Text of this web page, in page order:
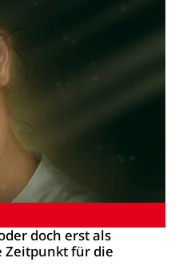
doch erst als
Zeitpunkt für die